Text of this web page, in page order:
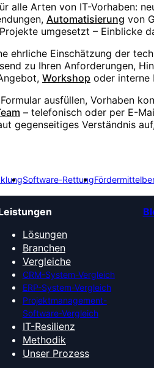
alle Arten von IT-Vorhaben:
Automatisierung von
umgesetzt – Einblicke
ehrliche Einschätzung der
zu Ihren Anforderungen,
Workshop oder interne
ausfüllen, Vorhaben
– telefonisch oder per E-
gegenseitiges Verständnis
Software-Rettung
Lösungen
Branchen
Vergleiche
CRM-System-Vergleich
ERP-System-Vergleich
Projektmanagement-
Software-Vergleich
IT-Resilienz
Methodik
Unser Prozess